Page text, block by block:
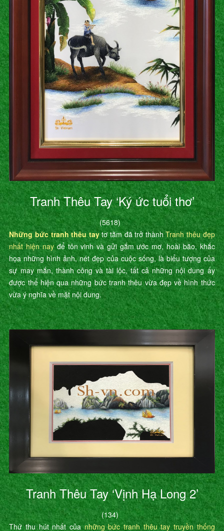
Tranh Thêu Tay ‘Ký ức tuổi thơ’
(5618)
Những bức tranh thêu taytơ tằm đã trở thànhTranh thêu đẹp
nhất hiện nayđể tôn vinh và gửi gắm ước mơ, hoài bão, khắc
họa những hình ảnh, nét đẹp của cuộc sống, là biểu tượng của
sự may mắn, thành công và tài lộc, tất cả những nội dung ấy
được thể hiện qua những bức tranh thêu vừa đẹp về hình thức
vừa ý nghĩa về mặt nội dung.
Tranh Thêu Tay ‘Vịnh Hạ Long 2’
(134)
Thứ thu hút nhất củanhững bức tranh thêu tay truyền thống